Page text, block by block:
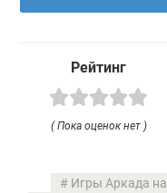
Рейтинг
( Пока оценок нет )
Игры Аркада